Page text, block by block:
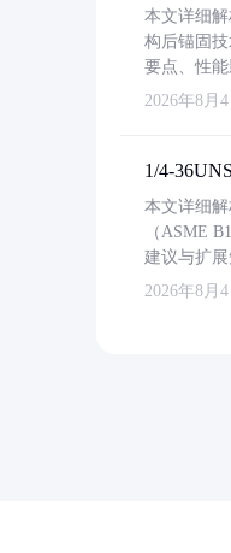
本文详细
构后锚固
要点、性
2026年8月4
1/4-
本文详细
（ASME
建议与扩展
2026年8月4